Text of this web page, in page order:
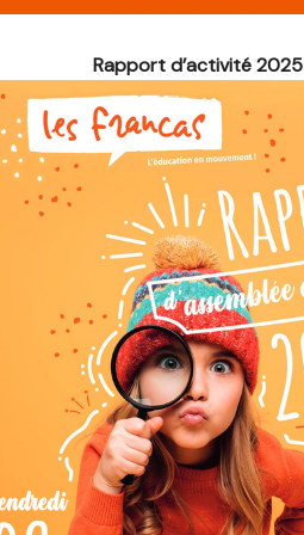
Rapport d’activité 2025